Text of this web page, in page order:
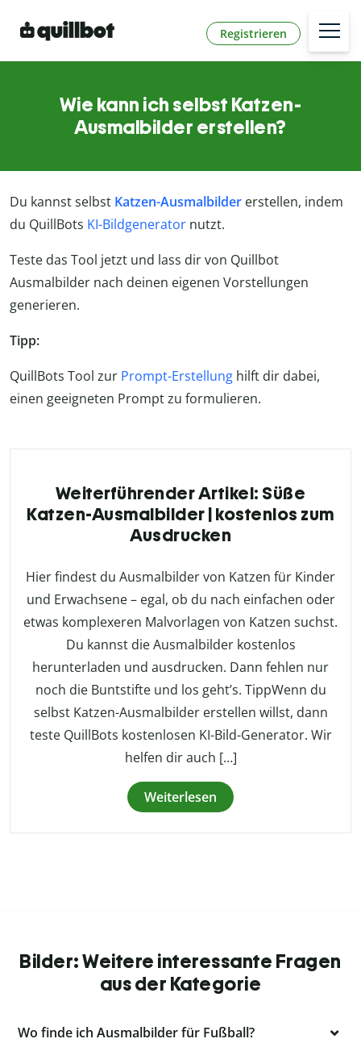
Registrieren
Wie kann ich selbst Katzen-
Ausmalbilder erstellen?
Du kannst selbst Katzen-Ausmalbilder erstellen, indem
du QuillBots KI-Bildgenerator nutzt.
Teste das Tool jetzt und lass dir von Quillbot
Ausmalbilder nach deinen eigenen Vorstellungen
generieren.
Tipp:
QuillBots Tool zur Prompt-Erstellung hilft dir dabei,
einen geeigneten Prompt zu formulieren.
Weiterführender Artikel: Süße
Katzen-Ausmalbilder | kostenlos zum
Ausdrucken
Hier findest du Ausmalbilder von Katzen für Kinder
und Erwachsene – egal, ob du nach einfachen oder
etwas komplexeren Malvorlagen von Katzen suchst.
Du kannst die Ausmalbilder kostenlos
herunterladen und ausdrucken. Dann fehlen nur
noch die Buntstifte und los geht’s. TippWenn du
selbst Katzen-Ausmalbilder erstellen willst, dann
teste QuillBots kostenlosen KI-Bild-Generator. Wir
helfen dir auch […]
Weiterlesen
Bilder: Weitere interessante Fragen
aus der Kategorie
Wo finde ich Ausmalbilder für Fußball?